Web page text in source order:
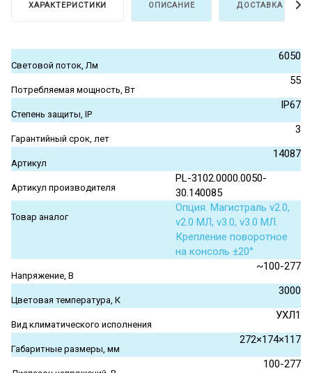
ХАРАКТЕРИСТИКИ ОПИСАНИЕ ДОСТАВКА И
Световой поток, Лм
6050
Потребляемая мощность, Вт
55
Степень защиты, IP
IP67
Гарантийный срок, лет
3
Артикул
14087
Артикул производителя
PL-3102.0000.0050-
30.140085
Товар аналог
Опция. Магистраль v2.0,
v2.0 МЛ, v3.0, v3.0 МЛ.
Крепление поворотное
на консоль ±20°
Напряжение, В
~100-277
Цветовая температура, К
3000
Вид климатического исполнения
УХЛ1
Габаритные размеры, мм
272×174×117
100-277